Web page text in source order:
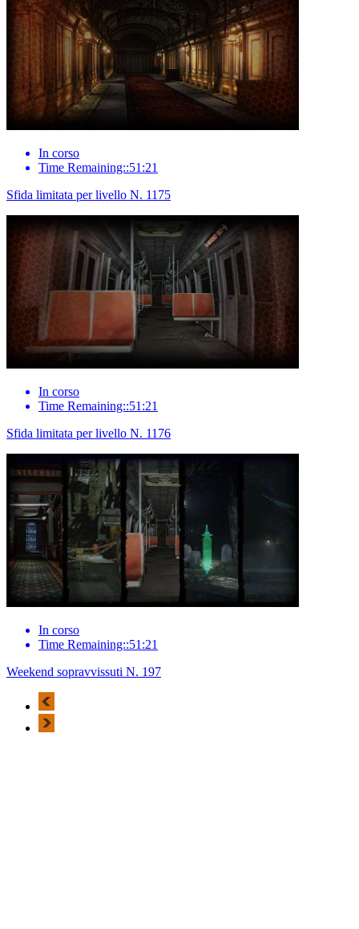
In corso
Time Remaining::51:21
Sfida limitata per livello N. 1175
In corso
Time Remaining::51:21
Sfida limitata per livello N. 1176
In corso
Time Remaining::51:21
Weekend sopravvissuti N. 197